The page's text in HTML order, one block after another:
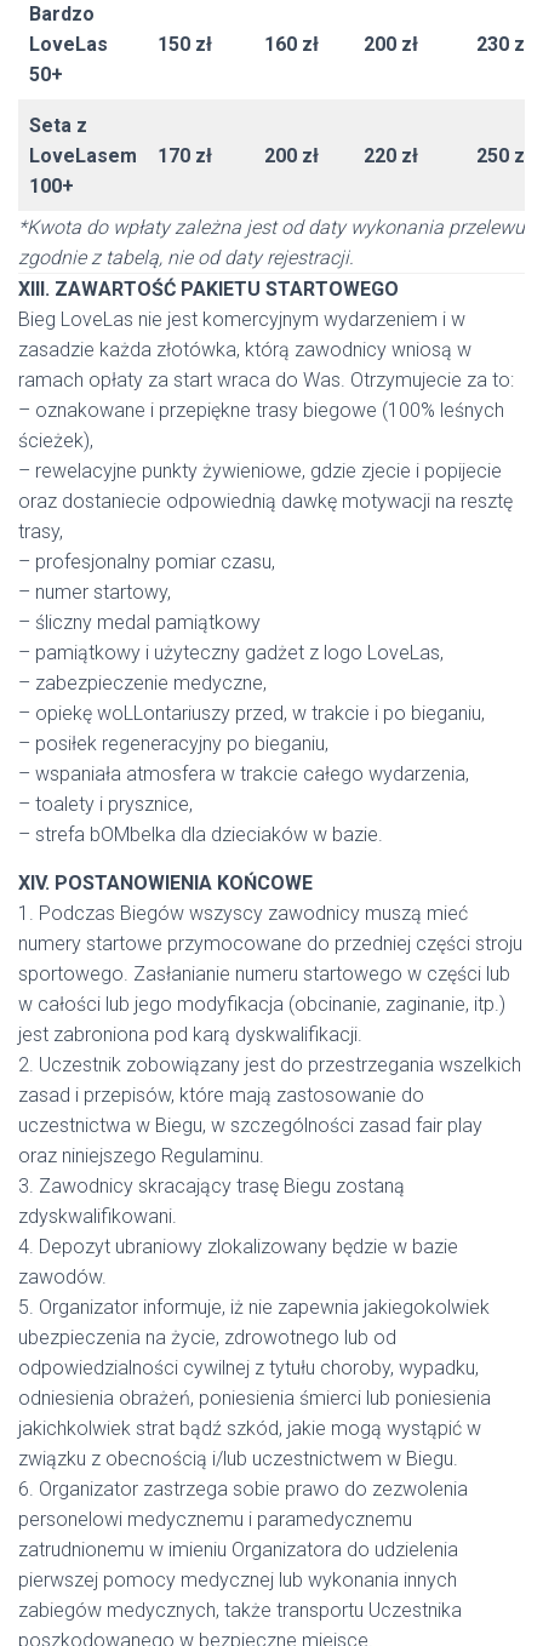
Bardzo
LoveLas
50+
150 zł 160 zł 200 zł 230 zł
Seta z
LoveLasem
100+
170 zł 200 zł 220 zł 250 zł
*Kwota do wpłaty zależna jest od daty wykonania przelewu
zgodnie z tabelą, nie od daty rejestracji.
XIII. ZAWARTOŚĆ PAKIETU STARTOWEGO
Bieg LoveLas nie jest komercyjnym wydarzeniem i w
zasadzie każda złotówka, którą zawodnicy wniosą w
ramach opłaty za start wraca do Was. Otrzymujecie za to:
– oznakowane i przepiękne trasy biegowe (100% leśnych
ścieżek),
– rewelacyjne punkty żywieniowe, gdzie zjecie i popijecie
oraz dostaniecie odpowiednią dawkę motywacji na resztę
trasy,
– profesjonalny pomiar czasu,
– numer startowy,
– śliczny medal pamiątkowy
– pamiątkowy i użyteczny gadżet z logo LoveLas,
– zabezpieczenie medyczne,
– opiekę woLLontariuszy przed, w trakcie i po bieganiu,
– posiłek regeneracyjny po bieganiu,
– wspaniała atmosfera w trakcie całego wydarzenia,
– toalety i prysznice,
– strefa bOMbelka dla dzieciaków w bazie.
XIV. POSTANOWIENIA KOŃCOWE
1. Podczas Biegów wszyscy zawodnicy muszą mieć
numery startowe przymocowane do przedniej części stroju
sportowego. Zasłanianie numeru startowego w części lub
w całości lub jego modyfikacja (obcinanie, zaginanie, itp.)
jest zabroniona pod karą dyskwalifikacji.
2. Uczestnik zobowiązany jest do przestrzegania wszelkich
zasad i przepisów, które mają zastosowanie do
uczestnictwa w Biegu, w szczególności zasad fair play
oraz niniejszego Regulaminu.
3. Zawodnicy skracający trasę Biegu zostaną
zdyskwalifikowani.
4. Depozyt ubraniowy zlokalizowany będzie w bazie
zawodów.
5. Organizator informuje, iż nie zapewnia jakiegokolwiek
ubezpieczenia na życie, zdrowotnego lub od
odpowiedzialności cywilnej z tytułu choroby, wypadku,
odniesienia obrażeń, poniesienia śmierci lub poniesienia
jakichkolwiek strat bądź szkód, jakie mogą wystąpić w
związku z obecnością i/lub uczestnictwem w Biegu.
6. Organizator zastrzega sobie prawo do zezwolenia
personelowi medycznemu i paramedycznemu
zatrudnionemu w imieniu Organizatora do udzielenia
pierwszej pomocy medycznej lub wykonania innych
zabiegów medycznych, także transportu Uczestnika
poszkodowanego w bezpieczne miejsce.